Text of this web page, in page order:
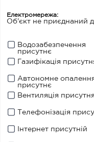
Електромережа:
Об'єкт не приєднаний
Водозабезпечення
присутнє
Газифікація
Автономне
присутнє
Вентиляція присутня
Телефонізація
Інтернет присутній